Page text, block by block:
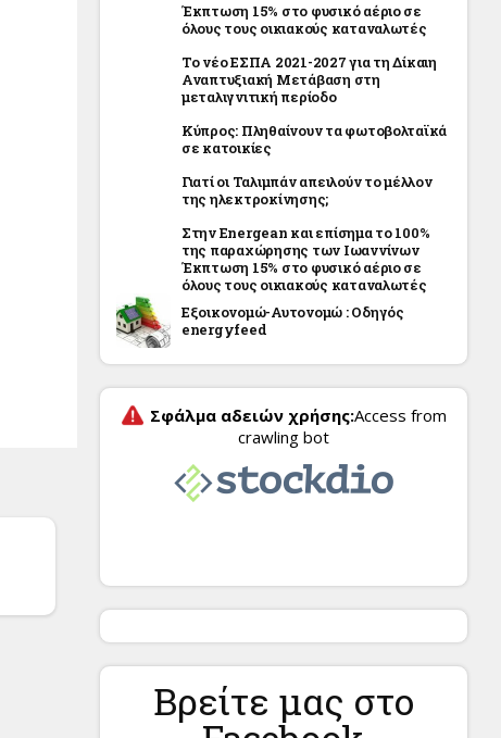
Έκπτωση 15% στο φυσικό αέριο σε
όλους τους οικιακούς καταναλωτές
Το νέο ΕΣΠΑ 2021-2027 για τη Δίκαιη
Αναπτυξιακή Μετάβαση στη
μεταλιγνιτική περίοδο
Κύπρος: Πληθαίνουν τα φωτοβολταϊκά
σε κατοικίες
Γιατί οι Ταλιμπάν απειλούν το μέλλον
της ηλεκτροκίνησης;
Στην Energean και επίσημα το 100%
της παραχώρησης των Ιωαννίνων
Έκπτωση 15% στο φυσικό αέριο σε
όλους τους οικιακούς καταναλωτές
Εξοικονομώ-Αυτονομώ : Οδηγός
energyfeed
Βρείτε μας στο